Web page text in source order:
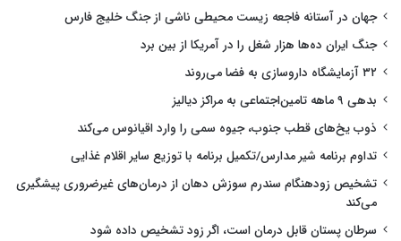
جهان در آستانه فاجعه زیست محیطی ناشی از جنگ خلیج فارس
جنگ ایران ده‌ها هزار شغل را در آمریکا از بین برد
۳۲ آزمایشگاه داروسازی به فضا می‌روند
بدهی ۹ ماهه تامین‌اجتماعی به مراکز دیالیز
ذوب یخ‌های قطب جنوب، جیوه سمی را وارد اقیانوس می‌کند
تداوم برنامه شیر مدارس/تکمیل برنامه با توزیع سایر اقلام غذایی
تشخیص زودهنگام سندرم سوزش دهان از درمان‌های غیرضروری پیشگیری
می‌کند
سرطان پستان قابل درمان است، اگر زود تشخیص داده شود